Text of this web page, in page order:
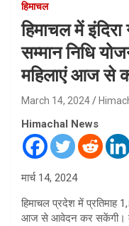
हिमाचल
हिमाचल में इंदिरा
सम्मान निधि
महिलाएं आज से
March 14, 2024
Himachal News
मार्च 14, 2024
हिमाचल प्रदेश में प्रतिमाह
आज से आवेदन कर सकेंगी।